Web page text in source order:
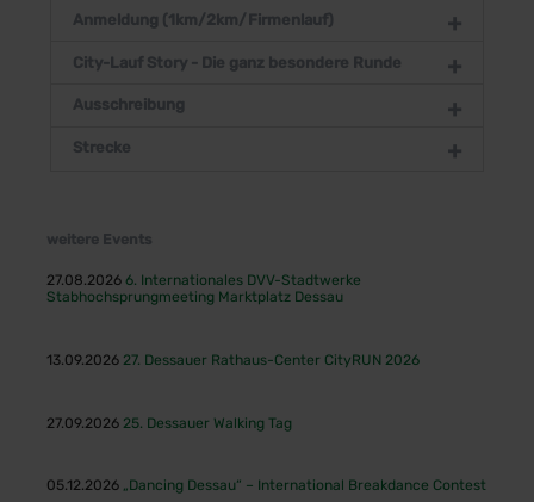
Anmeldung (1km/2km/Firmenlauf)
City-Lauf Story - Die ganz besondere Runde
Ausschreibung
Strecke
weitere Events
27.08.2026 6. Internationales DVV-Stadtwerke
Stabhochsprungmeeting Marktplatz Dessau
13.09.2026 27. Dessauer Rathaus-Center CityRUN 2026
27.09.2026 25. Dessauer Walking Tag
05.12.2026 „Dancing Dessau“ – International Breakdance Contest